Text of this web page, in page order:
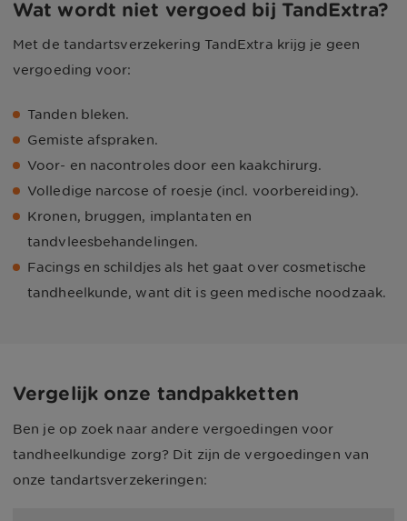
Wat wordt niet vergoed bij TandExtra?
Met de tandartsverzekering TandExtra krijg je geen
vergoeding voor:
Tanden bleken.
Gemiste afspraken.
Voor- en nacontroles door een kaakchirurg.
Volledige narcose of roesje (incl. voorbereiding).
Kronen, bruggen, implantaten en
tandvleesbehandelingen.
Facings en schildjes als het gaat over cosmetische
tandheelkunde, want dit is geen medische noodzaak.
Vergelijk onze tandpakketten
Ben je op zoek naar andere vergoedingen voor
tandheelkundige zorg? Dit zijn de vergoedingen van
onze tandartsverzekeringen: